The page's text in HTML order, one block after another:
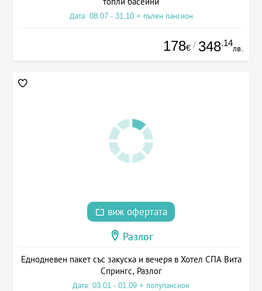
Дата: 08.07 - 31.10 + пълен пансион
178€ / 348.14
лв.
виж офертата
Разлог
Еднодневен пакет със закуска и вечеря в Хотел СПА Вита
Спрингс, Разлог
Дата: 03.01 - 01.09 + полупансион